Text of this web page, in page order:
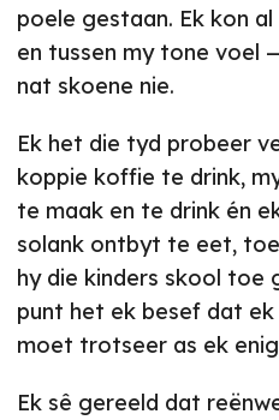
poele gestaan. Ek kon
en tussen my tone voel
nat skoene nie.
Ek het die tyd probeer
koppie koffie te drink,
te maak en te drink én
solank ontbyt te eet,
hy die kinders skool toe
punt het ek besef dat
moet trotseer as ek
Ek sê gereeld dat